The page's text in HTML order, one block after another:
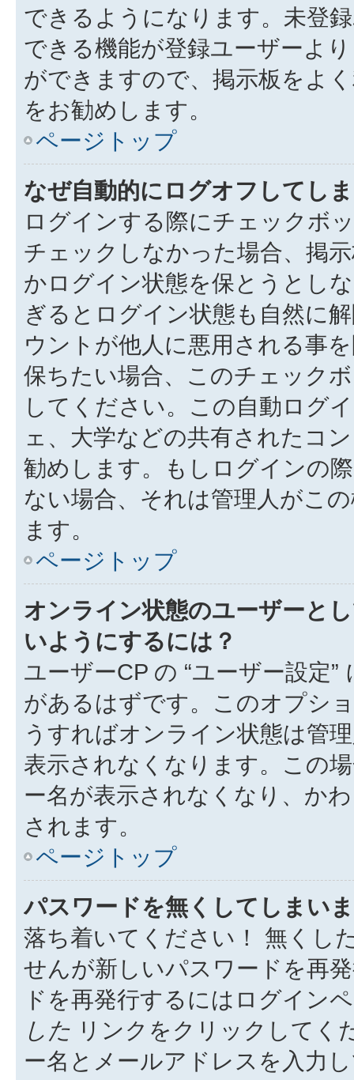
できるようになります。未登
できる機能が登録ユーザーよ
ができますので、掲示板をよ
をお勧めします。
ページトップ
なぜ自動的にログオフしてし
ログインする際にチェックボ
チェックしなかった場合、掲
かログイン状態を保とうとし
ぎるとログイン状態も自然に
ウントが他人に悪用される事
保ちたい場合、このチェック
してください。この自動ログ
ェ、大学などの共有されたコ
勧めします。もしログインの
ない場合、それは管理人がこ
ます。
ページトップ
オンライン状態のユーザーと
いようにするには？
ユーザーCP の “ユーザー設定
があるはずです。このオプシ
うすればオンライン状態は管
表示されなくなります。この
ー名が表示されなくなり、か
されます。
ページトップ
パスワードを無くしてしまい
落ち着いてください！ 無くし
せんが新しいパスワードを再
ドを再発行するにはログイン
した リンクをクリックしてく
ー名とメールアドレスを入力